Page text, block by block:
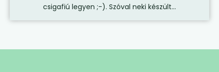
csigafiú legyen ;-). Szóval neki készült...